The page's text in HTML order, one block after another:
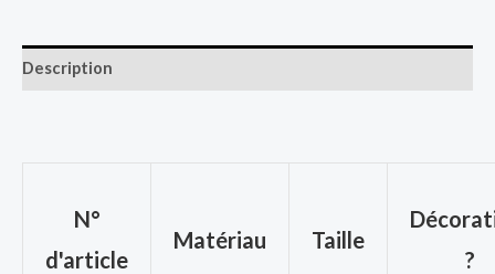
Description
N°
d'article
Matériau Taille
?